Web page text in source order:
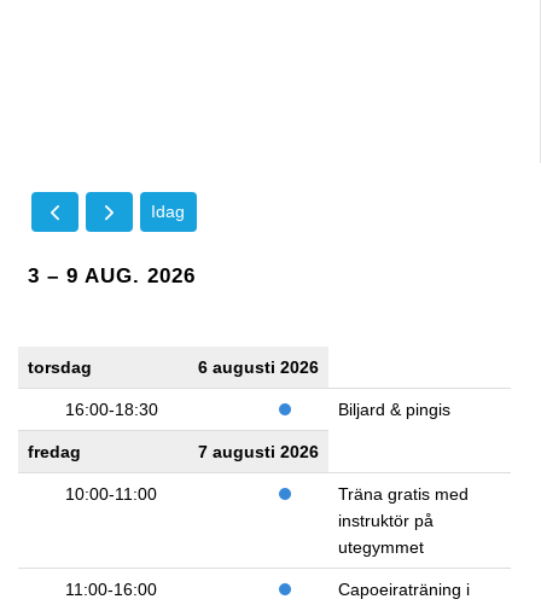
Idag
3 – 9 AUG. 2026
torsdag 6 augusti 2026
16:00-18:30 Biljard & pingis
fredag 7 augusti 2026
10:00-11:00
Träna gratis med
instruktör på
utegymmet
11:00-16:00
Capoeiraträning i